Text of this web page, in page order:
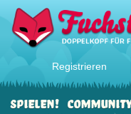
Registrieren
Spielen!